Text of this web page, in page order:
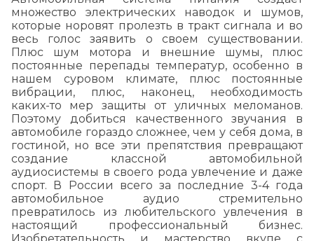
множество электрических наводок и шумов,
которые норовят пролезть в тракт сигнала и во
весь голос заявить о своем существовании.
Плюс шум мотора и внешние шумы, плюс
постоянные перепады температур, особенно в
нашем суровом климате, плюс постоянные
вибрации, плюс, наконец, необходимость
каких-то мер защиты от уличных меломанов.
Поэтому добиться качественного звучания в
автомобиле гораздо сложнее, чем у себя дома, в
гостиной, но все эти препятствия превращают
создание классной автомобильной
аудиосистемы в своего рода увлечение и даже
спорт. В России всего за последние 3-4 года
автомобильное аудио стремительно
превратилось из любительского увлечения в
настоящий профессиональный бизнес.
Изобретательность и мастерство вкупе с